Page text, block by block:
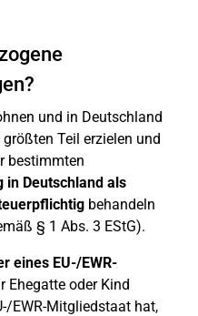
und in Deutschland
Teil erzielen und
bestimmten
in Deutschland als
behandeln
§ 1 Abs. 3 EStG).
eines EU-/EWR-
Ehegatte oder Kind
EWR-Mitgliedstaat hat,